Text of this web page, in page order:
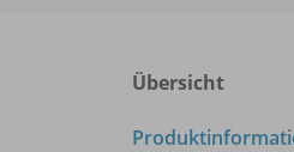
Übersicht